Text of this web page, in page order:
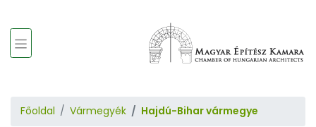
Főoldal Vármegyék Hajdú-Bihar vármegye